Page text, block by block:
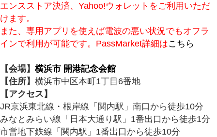
エンスストア決済、Yahoo!ウォレットをご利用いただ
けます。
また、専用アプリを使えば電波の悪い状況でもオフラ
インで利用が可能です。PassMarket詳細はこちら
【会場】 横浜市 開港記念会館
【住所】 横浜市中区本町1丁目6番地
【アクセス】
JR京浜東北線・根岸線「関内駅」南口から徒歩10分
みなとみらい線「日本大通り駅」1番出口から徒歩1分
市営地下鉄線「関内駅」1番出口から徒歩10分